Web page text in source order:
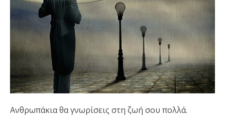
Ανθρωπάκια θα γνωρίσεις στη ζωή σου πολλά.